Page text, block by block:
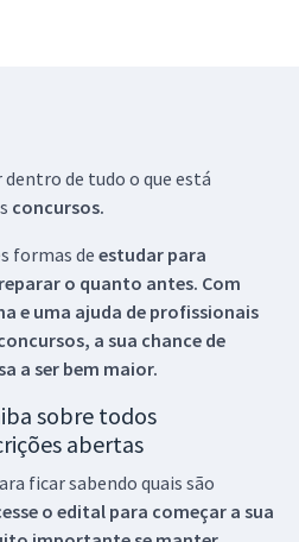
dentro de tudo o que está
concursos.
formas de estudar para
o quanto antes. Com
e uma ajuda de profissionais
a sua chance de
a ser bem maior.
sobre todos
abertas
ficar sabendo quais são
o edital para começar a sua